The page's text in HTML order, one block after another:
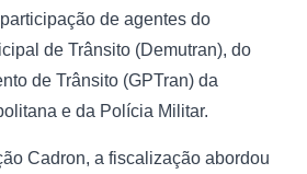
de agentes do
de Trânsito (Demutran), do
de Trânsito (GPTran) da
e da Polícia Militar.
Cadron, a fiscalização abordou